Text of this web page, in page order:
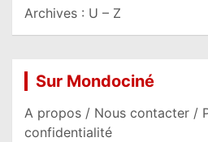
Archives : U – Z
Sur Mondociné
A propos / Nous contacter /
confidentialité